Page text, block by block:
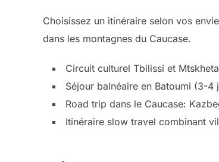
Choisissez un itinéraire selon vos
dans les montagnes du Caucase.
Circuit culturel Tbilissi et
Séjour balnéaire en Batoumi (3-4
Road trip dans le Caucase:
Itinéraire slow travel combinant